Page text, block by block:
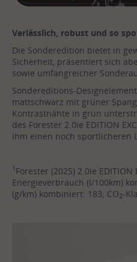
Verlässlich, robust und so
Die Sonderedition bietet in
Sicherheit, präsentiert sich
sowie umfangreicher
Sondereditions-
mattschwarz mit grüner
Kontrastnähte in grün
des Forester 2.0ie EDITION
ihm einen noch sportlicheren
1 Forester (2025) 2.0ie EDITION
Energieverbrauch (l/100km)
(g/km) kombiniert: 183; CO2-